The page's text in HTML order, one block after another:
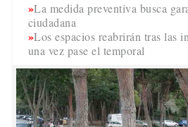
La medida preventiva busca
ciudadana
Los espacios reabrirán tras las
una vez pase el temporal